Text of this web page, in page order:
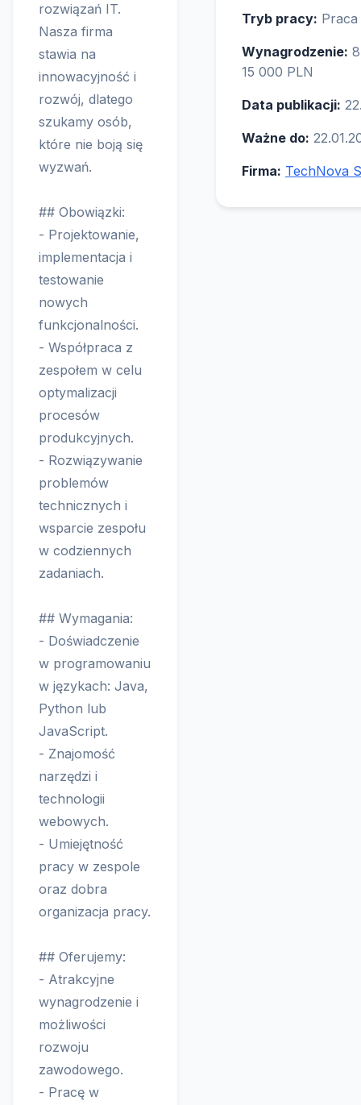
rozwiązań IT.
Nasza firma
stawia na
innowacyjność i
rozwój, dlatego
szukamy osób,
które nie boją się
wyzwań.
## Obowiązki:
- Projektowanie,
implementacja i
testowanie
nowych
funkcjonalności.
- Współpraca z
zespołem w celu
optymalizacji
procesów
produkcyjnych.
- Rozwiązywanie
problemów
technicznych i
wsparcie zespołu
w codziennych
zadaniach.
## Wymagania:
- Doświadczenie
w programowaniu
w językach: Java,
Python lub
JavaScript.
- Znajomość
narzędzi i
technologii
webowych.
- Umiejętność
pracy w zespole
oraz dobra
organizacja pracy.
## Oferujemy:
- Atrakcyjne
wynagrodzenie i
możliwości
rozwoju
zawodowego.
- Pracę w
Tryb pracy:
Wynagrodzenie:
15 000 PLN
Data publikacji:
Ważne do:
Firma: TechNova